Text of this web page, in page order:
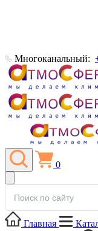
Многоканальный:
0
Главная